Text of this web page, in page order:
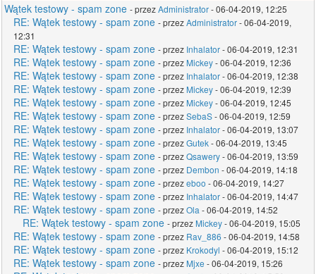
Wątek testowy - spam zone - przezAdministrator- 06-04-2019, 12:25
RE: Wątek testowy - spam zone - przezAdministrator- 06-04-2019,
12:31
RE: Wątek testowy - spam zone - przez Inhalator- 06-04-2019, 12:31
RE: Wątek testowy - spam zone - przez Mickey- 06-04-2019, 12:36
RE: Wątek testowy - spam zone - przez Inhalator- 06-04-2019, 12:38
RE: Wątek testowy - spam zone - przez Mickey- 06-04-2019, 12:39
RE: Wątek testowy - spam zone - przez Mickey- 06-04-2019, 12:45
RE: Wątek testowy - spam zone - przezSebaS- 06-04-2019, 12:59
RE: Wątek testowy - spam zone - przez Inhalator- 06-04-2019, 13:07
RE: Wątek testowy - spam zone - przezGutek- 06-04-2019, 13:45
RE: Wątek testowy - spam zone - przezQsawery- 06-04-2019, 13:59
RE: Wątek testowy - spam zone - przez Dembon - 06-04-2019, 14:18
RE: Wątek testowy - spam zone - przezeboo - 06-04-2019, 14:27
RE: Wątek testowy - spam zone - przez Inhalator- 06-04-2019, 14:47
RE: Wątek testowy - spam zone - przezOla - 06-04-2019, 14:52
RE: Wątek testowy - spam zone - przez Mickey- 06-04-2019, 15:05
RE: Wątek testowy - spam zone - przez Rav_886 - 06-04-2019, 14:58
RE: Wątek testowy - spam zone - przez Krokodyl - 06-04-2019, 15:12
RE: Wątek testowy - spam zone - przez Mjxe - 06-04-2019, 15:26